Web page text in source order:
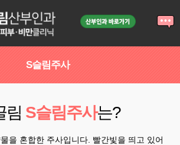
S슬림주사
림 S슬림주사는?
을 혼합한 주사입니다. 빨간빛을 띄고 있어